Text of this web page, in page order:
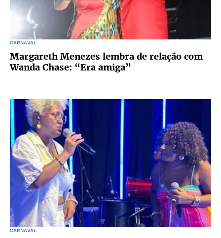
CARNAVAL
Margareth Menezes lembra de relação com
Wanda Chase: “Era amiga”
CARNAVAL